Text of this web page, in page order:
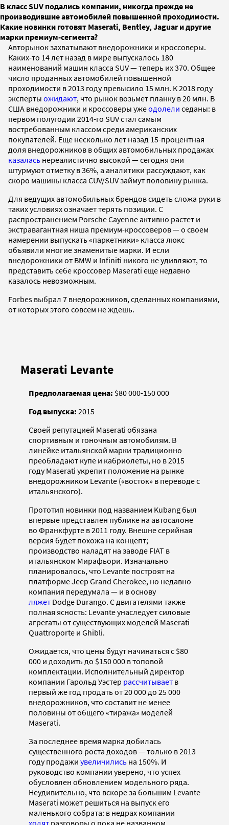
В класс SUV подались компании, никогда прежде не
производившие автомобилей повышенной проходимости.
Какие новинки готовят Maserati, Bentley, Jaguar и другие
марки премиум-сегмента?
Авторынок захватывают внедорожники и кроссоверы.
Каких-то 14 лет назад в мире выпускалось 180
наименований машин класса SUV — теперь их 370. Общее
число проданных автомобилей повышенной
проходимости в 2013 году превысило 15 млн. К 2018 году
эксперты ожидают, что рынок возьмет планку в 20 млн. В
США внедорожники и кроссоверы ужеодолели седаны: в
первом полугодии 2014-го SUV стал самым
востребованным классом среди американских
покупателей. Еще несколько лет назад 15-процентная
доля внедорожников в общих автомобильных продажах
казалась нереалистично высокой — сегодня они
штурмуют отметку в 36%, а аналитики рассуждают, как
скоро машины класса CUV/SUV займут половину рынка.
Для ведущих автомобильных брендов сидеть сложа руки в
таких условиях означает терять позиции. С
распространением Porsche Cayenne активно растет и
экстравагантная ниша премиум-кроссоверов — о своем
намерении выпускать «паркетники» класса люкс
объявили многие знаменитые марки. И если
внедорожники от BMW и Infiniti никого не удивляют, то
представить себе кроссовер Maserati еще недавно
казалось невозможным.
Forbes выбрал 7 внедорожников, сделанных компаниями,
от которых этого совсем не ждешь.
Maserati Levante
Предполагаемая цена: $80 000-150 000
Год выпуска: 2015
Своей репутацией Maserati обязана
спортивным и гоночным автомобилям. В
линейке итальянской марки традиционно
преобладают купе и кабриолеты, но в 2015
году Maserati укрепит положение на рынке
внедорожником Levante («восток» в переводе с
итальянского).
Прототип новинки под названием Kubang был
впервые представлен публике на автосалоне
во Франкфурте в 2011 году. Внешне серийная
версия будет похожа на концепт;
производство наладят на заводе FIAT в
итальянском Мирафьори. Изначально
планировалось, что Levante построят на
платформе Jeep Grand Cherokee, но недавно
компания передумала — и в основу
ляжет Dodge Durango. С двигателями также
полная ясность: Levante унаследует силовые
агрегаты от существующих моделей Maserati
Quattroporte и Ghibli.
Ожидается, что цены будут начинаться с $80
000 и доходить до $150 000 в топовой
комплектации. Исполнительный директор
компании Гарольд Уэстер рассчитывает в
первый же год продать от 20 000 до 25 000
внедорожников, что составит не менее
половины от общего «тиража» моделей
Maserati.
За последнее время марка добилась
существенного роста доходов — только в 2013
году продажи увеличились на 150%. И
руководство компании уверено, что успех
обусловлен обновлением модельного ряда.
Неудивительно, что вскоре за большим Levante
Maserati может решиться на выпуск его
маленького собрата: в недрах компании
ходят разговоры о пока не названном